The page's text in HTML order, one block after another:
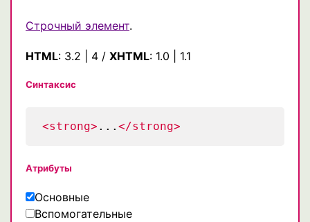
Строчный элемент.
HTML: 3.2 4 / XHTML: 1.0 1.1
Синтаксис
<strong> ... </strong>
Атрибуты
Основные
Вспомогательные